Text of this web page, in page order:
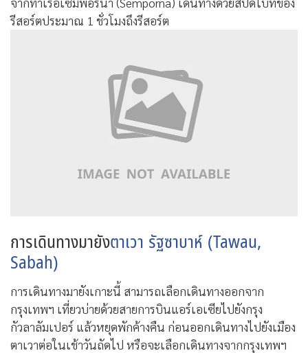
รีสอร์ตประมาณ 1 ชั่วโมงถึงรีสอร์ต
การเดินทางมายังตาเวา รัฐซาบาห์ (Tawau,
Sabah)
การเดินทางมายังเกาะนี้ สามารถเลือกเดินทางออกจาก
กรุงเทพฯ เที่ยวบ่ายด้วยสายการบินแอร์เอเซียไปยังกรุง
กัวลาลัมเปอร์ แล้วหยุดพักค้างคืน ก่อนออกเดินทางไปยังเมือง
ตาเวาต่อในเช้าวันถัดไป หรือจะเลือกเดินทางจากกรุงเทพฯ